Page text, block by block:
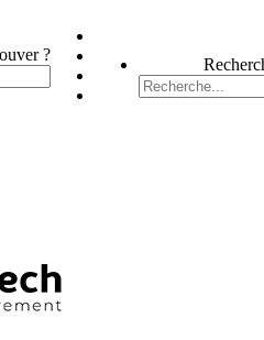
?